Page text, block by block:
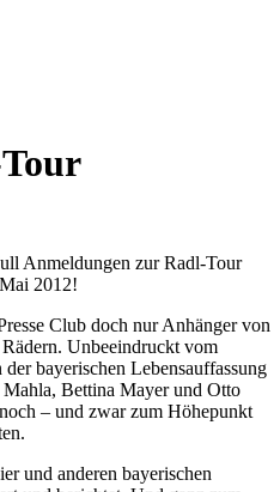
Anmeldungen zur Radl-Tour
2012!
Club doch nur Anhänger von
Unbeeindruckt vom
bayerischen Lebensauffassung
Bettina Mayer und Otto
– und zwar zum Höhepunkt
und anderen bayerischen